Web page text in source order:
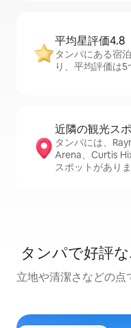
平均星評価4.8
タンパにある宿
り、平均評価は
近隣の観光ス⁠
タンパには、
Arena、Curtis
スポットがあり
タンパで好評
立地や清潔さなどの